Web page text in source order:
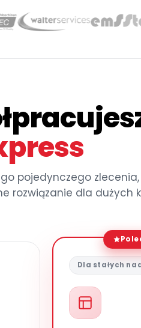
pojedynczego
rozwiązanie dla dużych
Dla stałych